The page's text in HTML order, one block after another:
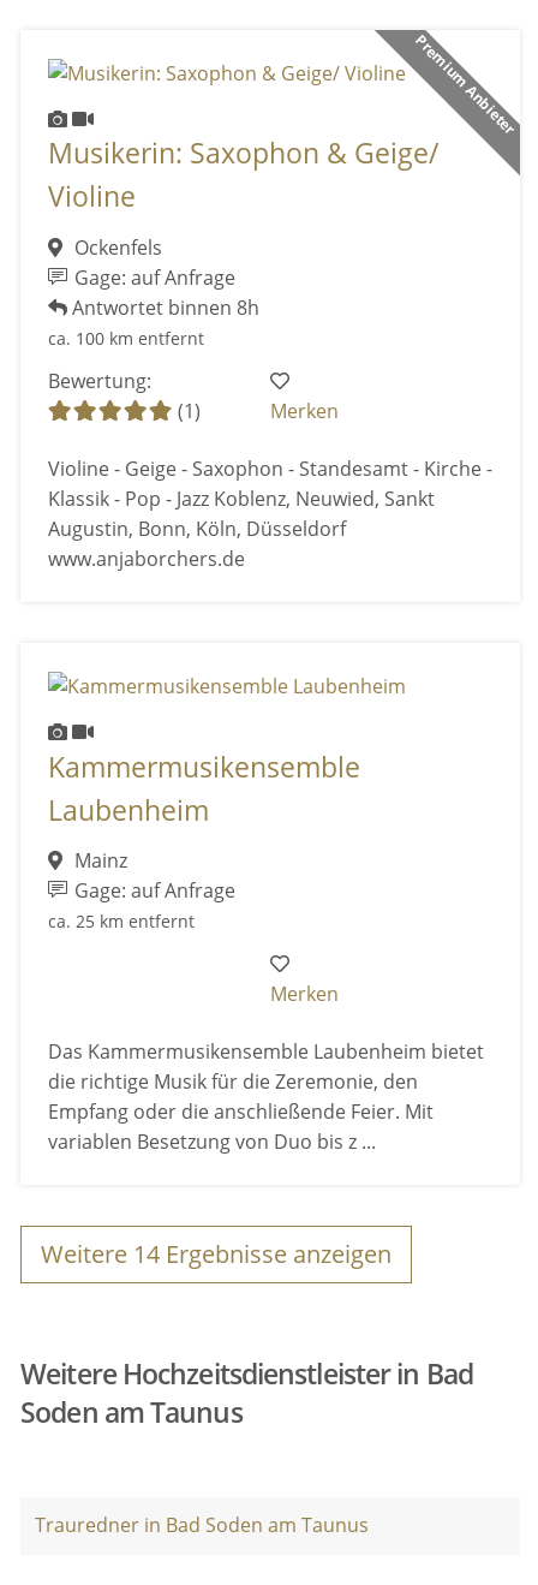
Premium Anbieter
Musikerin: Saxophon & Geige/
Violine
Ockenfels
Gage: auf Anfrage
Antwortet binnen 8h
ca. 100 km entfernt
Bewertung:
(1)
Merken
Violine - Geige - Saxophon - Standesamt - Kirche -
Klassik - Pop - Jazz Koblenz, Neuwied, Sankt
Augustin, Bonn, Köln, Düsseldorf
www.anjaborchers.de
Kammermusikensemble
Laubenheim
Mainz
Gage: auf Anfrage
ca. 25 km entfernt
Merken
Das Kammermusikensemble Laubenheim bietet
die richtige Musik für die Zeremonie, den
Empfang oder die anschließende Feier. Mit
variablen Besetzung von Duo bis z ...
Weitere 14 Ergebnisse anzeigen
Weitere Hochzeitsdienstleister in Bad
Soden am Taunus
Trauredner in Bad Soden am Taunus